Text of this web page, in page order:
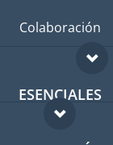
Colaboración
ESENCIALES
Foro para